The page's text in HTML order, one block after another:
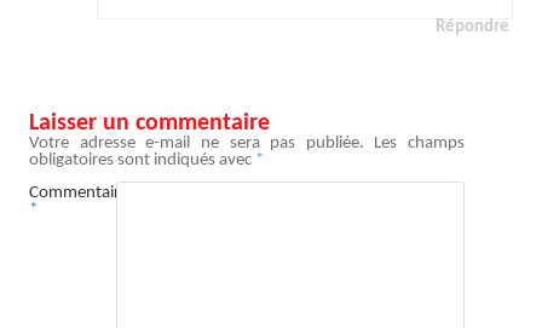
Répondre
Laisser un commentaire
Votre adresse e-mail ne sera pas publiée.
Les champs
obligatoires sont indiqués avec *
Commentaire
*